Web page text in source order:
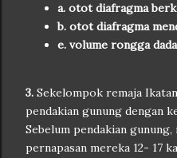
a. otot diafragma
b. otot diafragma
e. volume rongga
3. Sekelompok remaja
pendakian gunung dengan
Sebelum pendakian
pernapasan mereka 12- 17